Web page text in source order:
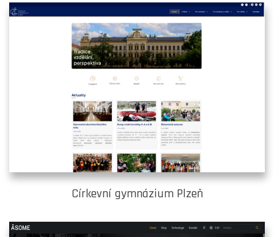
Církevní gymnázium Plzeň